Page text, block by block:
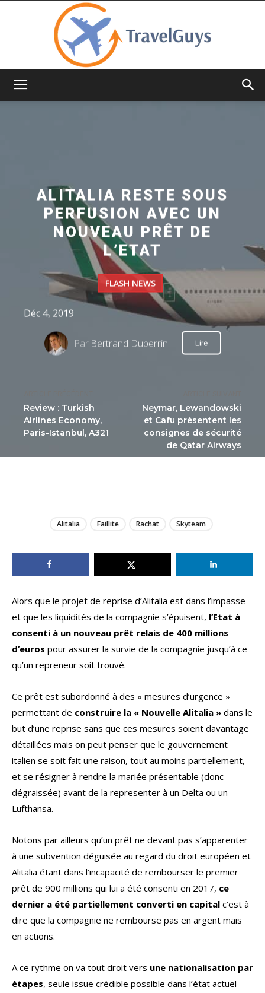
Review : Turkish
Airlines Economy,
Paris-Istanbul, A321
Neymar, Lewandowski
et Cafu présentent les
consignes de sécurité
de Qatar Airways
ALITALIA RESTE SOUS
PERFUSION AVEC UN
NOUVEAU PRÊT DE
L’ETAT
FLASH NEWS
Déc 4, 2019
Par Bertrand Duperrin Lire
Alitalia Faillite Rachat Skyteam
Alors que le projet de reprise d’Alitalia est dans l’impasse
et que les liquidités de la compagnie s’épuisent, l’Etat à
consenti à un nouveau prêt relais de 400 millions
d’euros pour assurer la survie de la compagnie jusqu’à ce
qu’un repreneur soit trouvé.
Ce prêt est subordonné à des « mesures d’urgence »
permettant de construire la « Nouvelle Alitalia » dans le
but d’une reprise sans que ces mesures soient davantage
détaillées mais on peut penser que le gouvernement
italien se soit fait une raison, tout au moins partiellement,
et se résigner à rendre la mariée présentable (donc
dégraissée) avant de la representer à un Delta ou un
Lufthansa.
Notons par ailleurs qu’un prêt ne devant pas s’apparenter
à une subvention déguisée au regard du droit européen et
Alitalia étant dans l’incapacité de rembourser le premier
prêt de 900 millions qui lui a été consenti en 2017, ce
dernier a été partiellement converti en capital c’est à
dire que la compagnie ne rembourse pas en argent mais
en actions.
A ce rythme on va tout droit vers une nationalisation par
étapes, seule issue crédible possible dans l’état actuel